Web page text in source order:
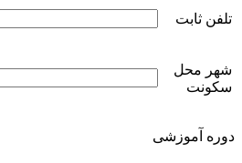
تلفن ثابت
شهر محل
سکونت
دوره آموزشی